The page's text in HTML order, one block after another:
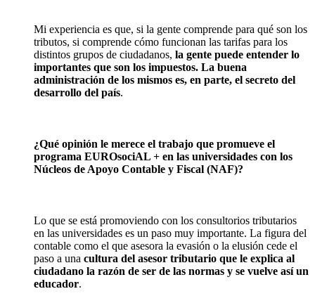
Mi experiencia es que, si la gente comprende para qué son los
tributos, si comprende cómo funcionan las tarifas para los
distintos grupos de ciudadanos, la gente puede entender lo
importantes que son los impuestos. La buena
administración de los mismos es, en parte, el secreto del
desarrollo del país.
¿Qué opinión le merece el trabajo que promueve el
programa EUROsociAL + en las universidades con los
Núcleos de Apoyo Contable y Fiscal (NAF)?
Lo que se está promoviendo con los consultorios tributarios
en las universidades es un paso muy importante. La figura del
contable como el que asesora la evasión o la elusión cede el
paso a una cultura del asesor tributario que le explica al
ciudadano la razón de ser de las normas y se vuelve así un
educador.